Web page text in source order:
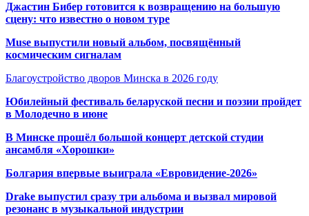
Джастин Бибер готовится к возвращению на большую
сцену: что известно о новом туре
Muse выпустили новый альбом, посвящённый
космическим сигналам
Благоустройство дворов Минска в 2026 году
Юбилейный фестиваль беларуской песни и поэзии пройдет
в Молодечно в июне
В Минске прошёл большой концерт детской студии
ансамбля «Хорошки»
Болгария впервые выиграла «Евровидение-2026»
Drake выпустил сразу три альбома и вызвал мировой
резонанс в музыкальной индустрии